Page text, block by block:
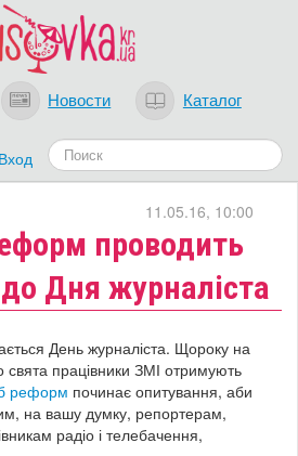
Новости Каталог
Вход
проводить
Дня журналіста
11.05.16, 10:00
День журналіста. Щороку на
свята працівники ЗМІ отримують
реформ починає опитування, аби
на вашу думку, репортерам,
радіо і телебачення,